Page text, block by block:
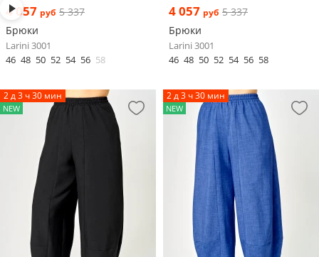
4 057 руб 5 337
Брюки
Larini 3001
46 48 50 52 54 56 58
4 057 руб 5 337
Брюки
Larini 3001
46 48 50 52 54 56 58
2 д 3 ч 30 мин
NEW
2 д 3 ч 30 мин
NEW